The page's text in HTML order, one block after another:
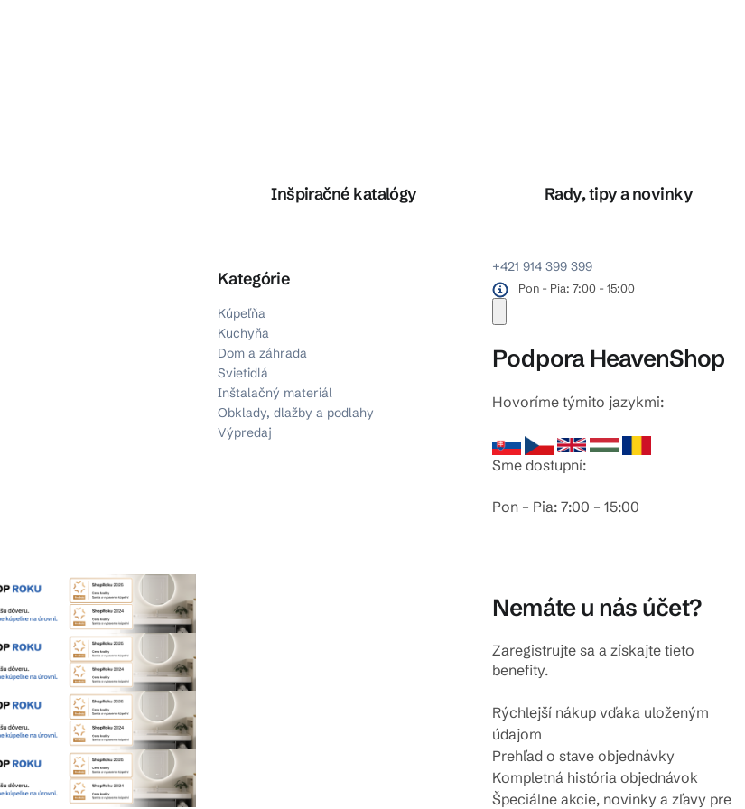
Inšpiračné katalógy Rady, tipy a novinky
+421 914 399 399
Pon - Pia: 7:00 - 15:00
Podpora HeavenShop
Hovoríme týmito jazykmi:
Sme dostupní:
Pon – Pia: 7:00 – 15:00
Nemáte u nás účet?
Zaregistrujte sa a získajte tieto
benefity.
Rýchlejší nákup vďaka uloženým
údajom
Prehľad o stave objednávky
Kompletná história objednávok
Špeciálne akcie, novinky a zľavy pre
Kategórie
Kúpeľňa
Kuchyňa
Dom a záhrada
Svietidlá
Inštalačný materiál
Obklady, dlažby a podlahy
Výpredaj